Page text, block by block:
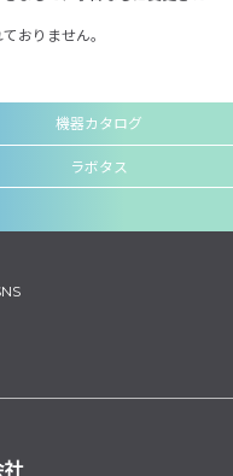
おりません。
機器カタログ
ラボタス